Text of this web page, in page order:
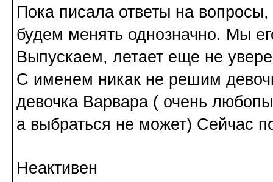
Пока писала ответы на
будем менять однозначно. Мы
Выпускаем, летает еще не
С именем никак не решим
девочка Варвара ( очень
а выбраться не может) Сейчас
Неактивен